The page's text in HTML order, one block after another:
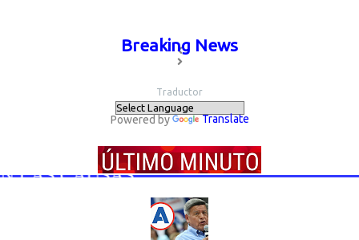
Breaking News
Traductor
Powered by Translate
CAUSAS